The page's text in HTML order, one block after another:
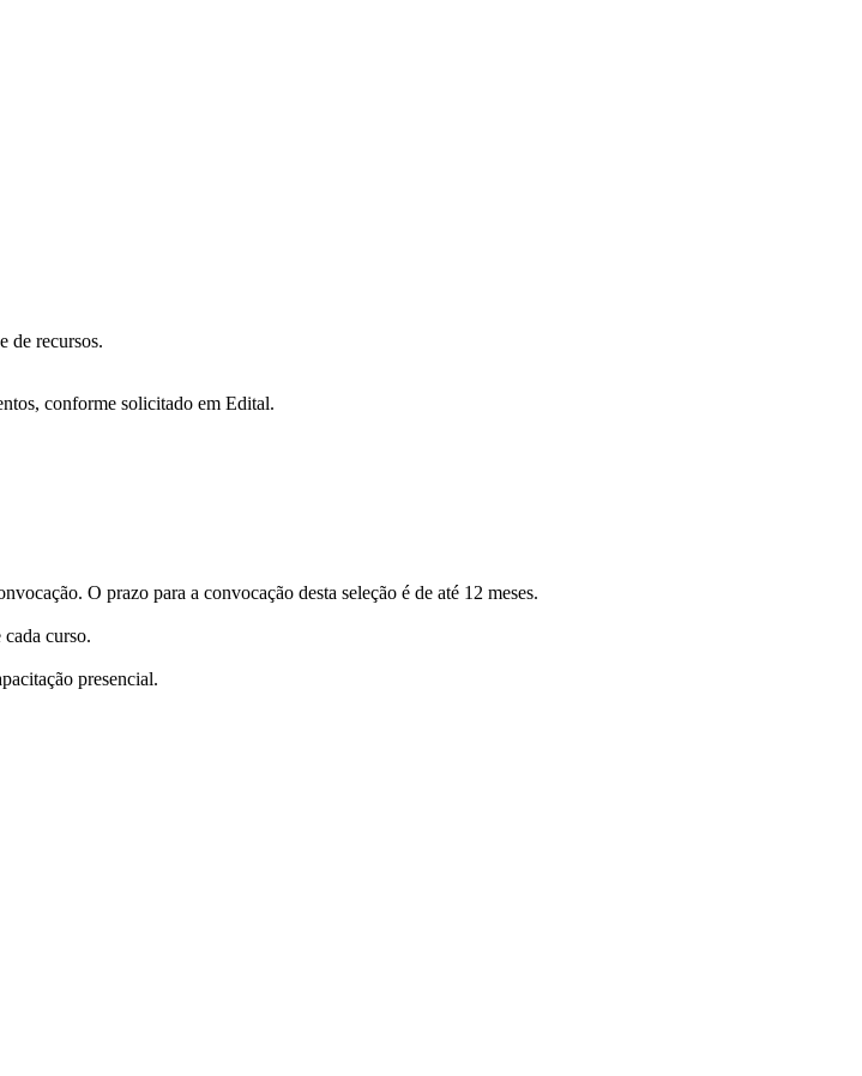
de recursos.
conforme solicitado em Edital.
O prazo para a convocação desta seleção é de até 12 meses.
curso.
presencial.